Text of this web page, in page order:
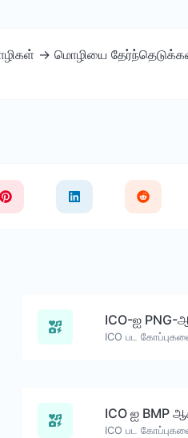
-> மொழியை
ICO-ஐ PNG-
ICO பட
ICO ஐ BMP
ICO பட